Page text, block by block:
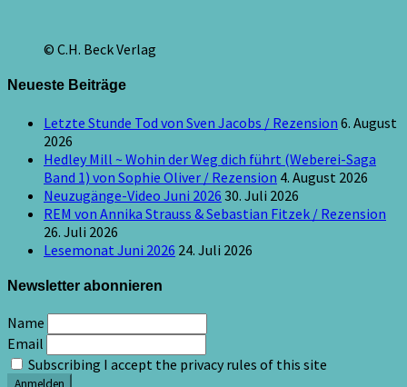
© C.H. Beck Verlag
Neueste Beiträge
Letzte Stunde Tod von Sven Jacobs / Rezension 6. August
2026
Hedley Mill ~ Wohin der Weg dich führt (Weberei-Saga
Band 1) von Sophie Oliver / Rezension 4. August 2026
Neuzugänge-Video Juni 2026 30. Juli 2026
REM von Annika Strauss & Sebastian Fitzek / Rezension
26. Juli 2026
Lesemonat Juni 2026 24. Juli 2026
Newsletter abonnieren
Name
Email
Subscribing I accept the privacy rules of this site